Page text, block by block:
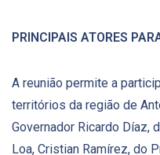
PRINCIPAIS ATORES
A reunião permite a
territórios da região de
Governador Ricardo Díaz,
Loa, Cristian Ramírez, do